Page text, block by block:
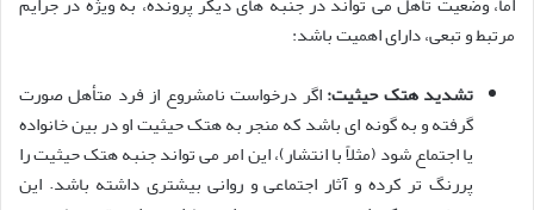
مرتبط و تبعی، دارای اهمیت باشد:
تشدید هتک حیثیت:اگر درخواست نامشروع از فرد متأهل صورت
گرفته و به گونه ای باشد که منجر به هتک حیثیت او در بین خانواده
یا اجتماع شود (مثلاً با انتشار)، این امر می تواند جنبه هتک حیثیت را
پررنگ تر کرده و آثار اجتماعی و روانی بیشتری داشته باشد. این